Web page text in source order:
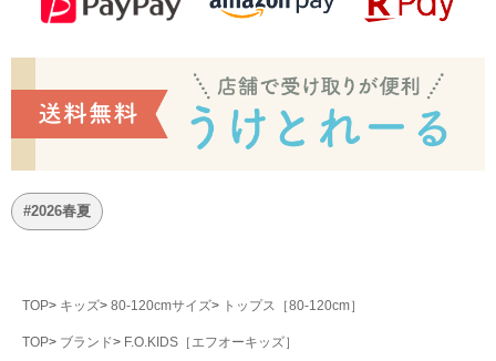
#2026春夏
TOP キッズ 80-120cmサイズ トップス［80-120cm］
TOP ブランド F.O.KIDS［エフオーキッズ］